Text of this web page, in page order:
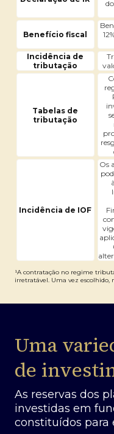
Benefício fiscal
Incidência de
tributação
Tabelas de
tributação
Incidência de IOF
Os
¹A contratação no regime
irretratável. Uma vez escolhido,
Uma
de
As reservas dos
investidas em
constituídos para